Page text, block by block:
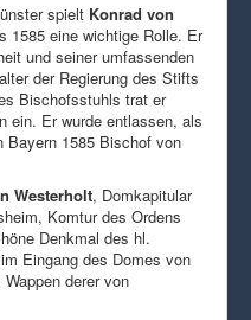
spielt Konrad von
1585 eine wichtige Rolle. Er
und seiner umfassenden
der Regierung des Stifts
Bischofsstuhls trat er
ein. Er wurde entlassen, als
1585 Bischof von
Westerholt, Domkapitular
Komtur des Ordens
Denkmal des hl.
Eingang des Domes von
derer von